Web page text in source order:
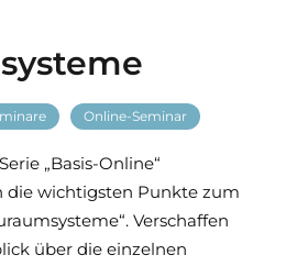
Online-Seminar
„Basis-Online“
wichtigsten Punkte zum
Verschaffen
über die einzelnen